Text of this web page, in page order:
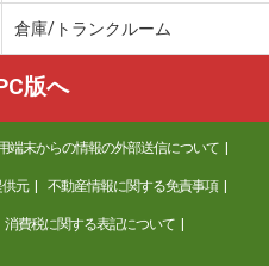
倉庫/トランクルーム
版へ
端末からの情報の外部送信について
元 不動産情報に関する免責事項
消費税に関する表記について